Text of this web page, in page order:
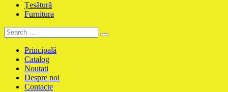
Țesătură
Furnitura
Principală
Catalog
Noutati
Despre noi
Contacte